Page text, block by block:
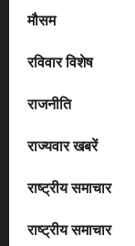
मौसम
रविवार विशेष
राजनीति
राज्यवार खबरें
राष्ट्रीय समाचार
राष्ट्रीय समाचार